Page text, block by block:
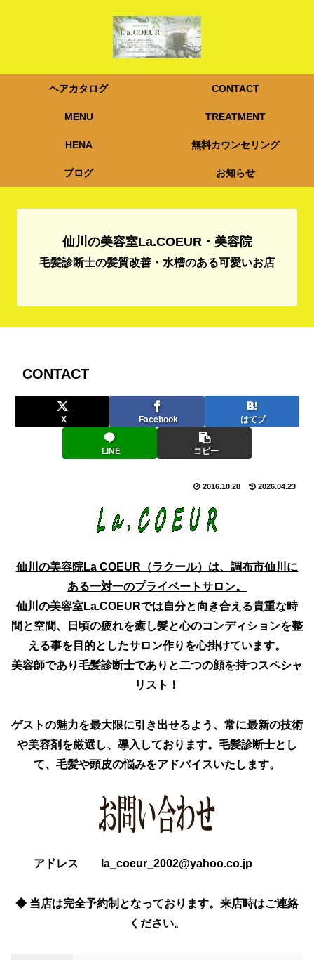
ヘアカタログ CONTACT
MENU TREATMENT
HENA 無料カウンセリング
ブログ お知らせ
仙川の美容室La.COEUR・美容院
毛髪診断士の髪質改善・水槽のある可愛いお店
CONTACT
X Facebook はてブ
LINE コピー
2016.10.28 2026.04.23
仙川の美容院La COEUR（ラクール）は、調布市仙川に
ある一対一のプライベートサロン。
仙川の美容室La.COEURでは自分と向き合える貴重な時
間と空間、日頃の疲れを癒し髪と心のコンディションを整
える事を目的としたサロン作りを心掛けています。
美容師であり毛髪診断士でありと二つの顔を持つスペシャ
リスト！
ゲストの魅力を最大限に引き出せるよう、常に最新の技術
や美容剤を厳選し、導入しております。毛髪診断士とし
て、毛髪や頭皮の悩みをアドバイスいたします。
アドレス la_coeur_2002@yahoo.co.jp
◆ 当店は完全予約制となっております。来店時はご連絡
ください。